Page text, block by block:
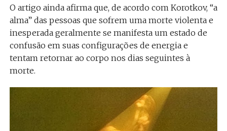
O artigo ainda afirma que, de acordo com Korotkov, “a
alma” das pessoas que sofrem uma morte violenta e
inesperada geralmente se manifesta um estado de
confusão em suas configurações de energia e
tentam retornar ao corpo nos dias seguintes à
morte.